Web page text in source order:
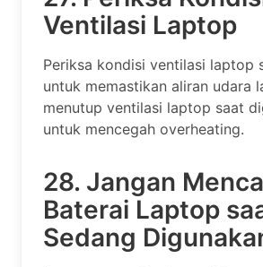
Ventilasi Laptop
Periksa kondisi ventilasi laptop
untuk memastikan aliran udara
menutup ventilasi laptop saat
untuk mencegah overheating.
28. Jangan
Baterai Laptop
Sedang